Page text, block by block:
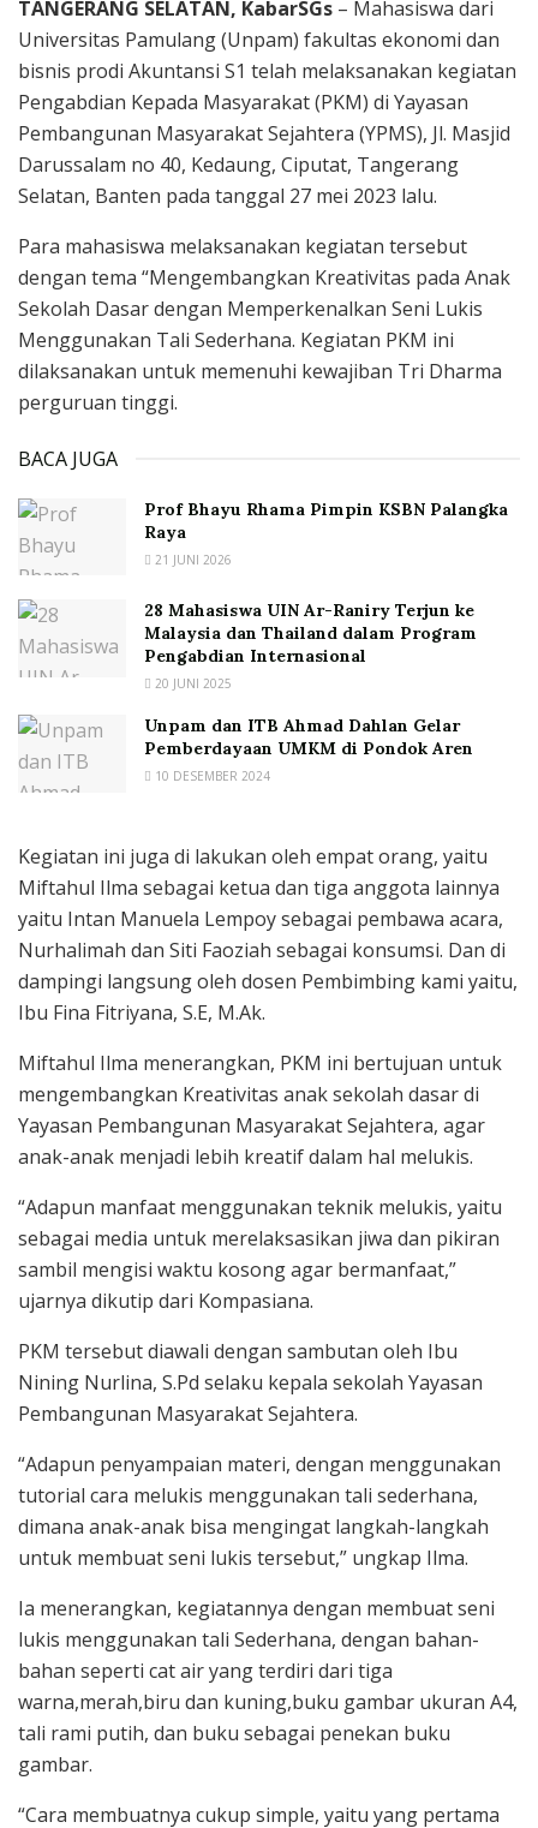
TANGERANG SELATAN, KabarSGs – Mahasiswa dari
Universitas Pamulang (Unpam) fakultas ekonomi dan
bisnis prodi Akuntansi S1 telah melaksanakan kegiatan
Pengabdian Kepada Masyarakat (PKM) di Yayasan
Pembangunan Masyarakat Sejahtera (YPMS), Jl. Masjid
Darussalam no 40, Kedaung, Ciputat, Tangerang
Selatan, Banten pada tanggal 27 mei 2023 lalu.
Para mahasiswa melaksanakan kegiatan tersebut
dengan tema “Mengembangkan Kreativitas pada Anak
Sekolah Dasar dengan Memperkenalkan Seni Lukis
Menggunakan Tali Sederhana. Kegiatan PKM ini
dilaksanakan untuk memenuhi kewajiban Tri Dharma
perguruan tinggi.
BACA JUGA
Prof Bhayu Rhama Pimpin KSBN Palangka
Raya
21 JUNI 2026
28 Mahasiswa UIN Ar-Raniry Terjun ke
Malaysia dan Thailand dalam Program
Pengabdian Internasional
20 JUNI 2025
Unpam dan ITB Ahmad Dahlan Gelar
Pemberdayaan UMKM di Pondok Aren
10 DESEMBER 2024
Kegiatan ini juga di lakukan oleh empat orang, yaitu
Miftahul Ilma sebagai ketua dan tiga anggota lainnya
yaitu Intan Manuela Lempoy sebagai pembawa acara,
Nurhalimah dan Siti Faoziah sebagai konsumsi. Dan di
dampingi langsung oleh dosen Pembimbing kami yaitu,
Ibu Fina Fitriyana, S.E, M.Ak.
Miftahul Ilma menerangkan, PKM ini bertujuan untuk
mengembangkan Kreativitas anak sekolah dasar di
Yayasan Pembangunan Masyarakat Sejahtera, agar
anak-anak menjadi lebih kreatif dalam hal melukis.
“Adapun manfaat menggunakan teknik melukis, yaitu
sebagai media untuk merelaksasikan jiwa dan pikiran
sambil mengisi waktu kosong agar bermanfaat,”
ujarnya dikutip dari Kompasiana.
PKM tersebut diawali dengan sambutan oleh Ibu
Nining Nurlina, S.Pd selaku kepala sekolah Yayasan
Pembangunan Masyarakat Sejahtera.
“Adapun penyampaian materi, dengan menggunakan
tutorial cara melukis menggunakan tali sederhana,
dimana anak-anak bisa mengingat langkah-langkah
untuk membuat seni lukis tersebut,” ungkap Ilma.
Ia menerangkan, kegiatannya dengan membuat seni
lukis menggunakan tali Sederhana, dengan bahan-
bahan seperti cat air yang terdiri dari tiga
warna,merah,biru dan kuning,buku gambar ukuran A4,
tali rami putih, dan buku sebagai penekan buku
gambar.
“Cara membuatnya cukup simple, yaitu yang pertama